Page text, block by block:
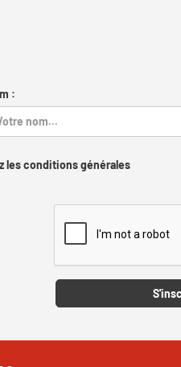
:
les conditions générales